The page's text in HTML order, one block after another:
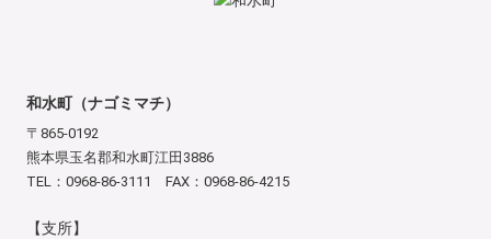
和水町（ナゴミマチ）
〒865-0192
熊本県玉名郡和水町江田3886
TEL：0968-86-3111 FAX：0968-86-4215
【支所】